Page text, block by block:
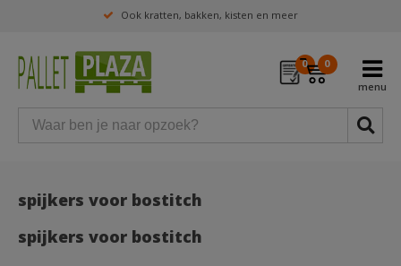
Ook kratten, bakken, kisten en meer
0 0
spijkers voor bostitch
spijkers voor bostitch